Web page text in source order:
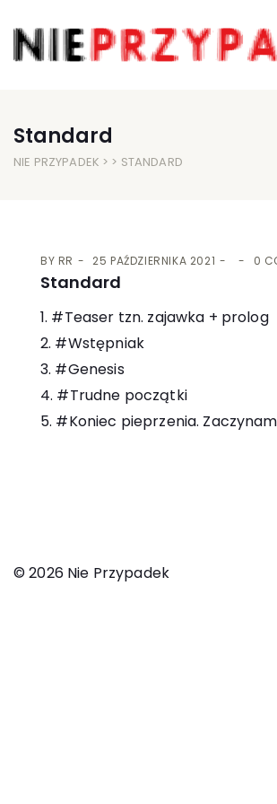
Standard
NIE PRZYPADEK > > STANDARD
BY RR 25 PAŹDZIERNIKA 2021 0
Standard
1. #Teaser tzn. zajawka + prolog
2. #Wstępniak
3. #Genesis
4. #Trudne początki
5. #Koniec pieprzenia.
© 2026 Nie Przypadek